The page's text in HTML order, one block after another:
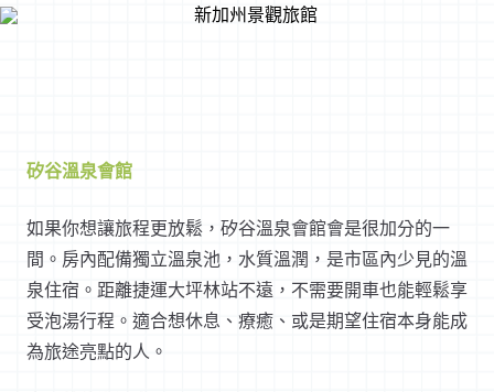
矽谷溫泉會館
如果你想讓旅程更放鬆，矽谷溫泉會館會是很加分的一
間。房內配備獨立溫泉池，水質溫潤，是市區內少見的溫
泉住宿。距離捷運大坪林站不遠，不需要開車也能輕鬆享
受泡湯行程。適合想休息、療癒、或是期望住宿本身能成
為旅途亮點的人。